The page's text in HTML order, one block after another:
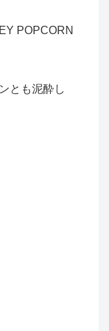
POPCORN
とも泥酔し